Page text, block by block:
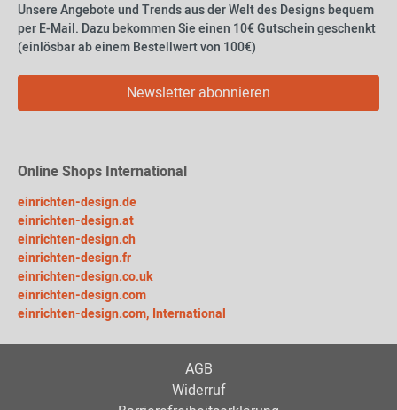
Unsere Angebote und Trends aus der Welt des Designs bequem
per E-Mail. Dazu bekommen Sie einen 10€ Gutschein geschenkt
(einlösbar ab einem Bestellwert von 100€)
Newsletter abonnieren
Online Shops International
einrichten-design.de
einrichten-design.at
einrichten-design.ch
einrichten-design.fr
einrichten-design.co.uk
einrichten-design.com
einrichten-design.com, International
AGB
Widerruf